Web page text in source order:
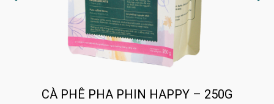
CÀ PHÊ PHA PHIN HAPPY – 250G